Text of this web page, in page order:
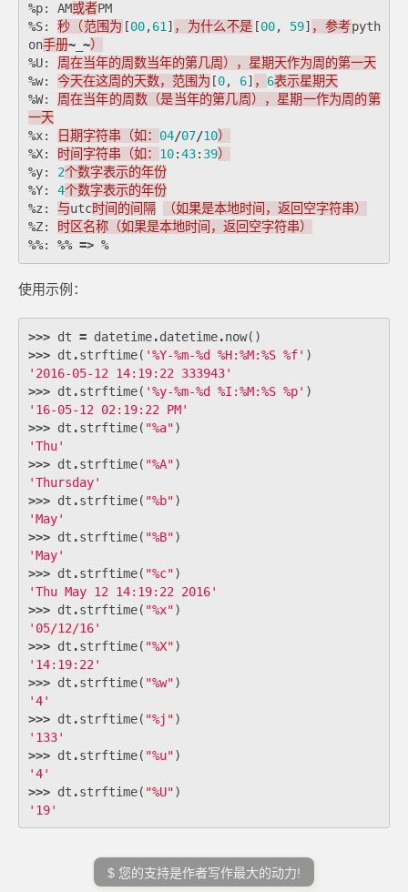
%p: AM或者PM
%S: 秒（范围为 [00,61] ，为什么不是 [00, 59] ，参考pyth
on手册~_ ~）
%U:
周在当年的周数当年的第几周），星期天作为周的第一天
%w: 今天在这周的天数，范围为 [0, 6] ， 6表示星期天
%W:
周在当年的周数（是当年的第几周），星期一作为周的第
一天
%x: 日期字符串（如： 04/07/10）
%X: 时间字符串（如： 10:43: 39）
%y: 2个数字表示的年份
%Y: 4个数字表示的年份
%z : 与utc时间的间隔
（如果是本地时间，返回空字符串）
%Z:
时区名称（如果是本地时间，返回空字符串）
%%: %% => %
使用示例：
>>> dt = datetime.datetime.now()
>>> dt .strftime( '%Y-%m-%d %H:%M:%S %f' )
'2016-05-12 14:19:22 333943'
>>> dt .strftime( '%y-%m-%d %I:%M:%S %p' )
'16-05-12 02:19:22 PM'
>>> dt .strftime( "%a")
'Thu'
>>> dt .strftime( "%A")
'Thursday'
>>> dt .strftime( "%b")
'May'
>>> dt .strftime( "%B")
'May'
>>> dt .strftime( "%c")
'Thu May 12 14:19:22 2016'
>>> dt .strftime( "%x")
'05/12/16'
>>> dt .strftime( "%X")
'14:19:22'
>>> dt .strftime( "%w")
'4'
>>> dt .strftime( "%j")
'133'
>>> dt .strftime( "%u")
'4'
>>> dt .strftime( "%U")
'19'
$ 您的支持是作者写作最大的动力!